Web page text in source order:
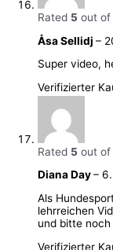
Rated 5 out of
Åsa Sellidj –
Super video,
Verifizierter
Rated 5 out of
Diana Day–
Als
lehrreichen
und bitte
Verifizierter